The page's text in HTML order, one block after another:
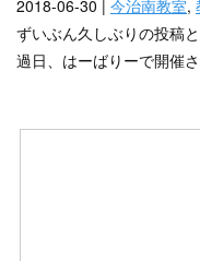
2018-06-30 | 今治南教室,
ずいぶん久しぶりの投稿
過日、はーばりーで開催